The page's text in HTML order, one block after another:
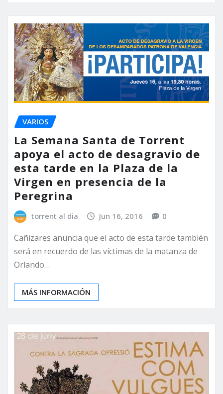
VARIOS
La Semana Santa de Torrent
apoya el acto de desagravio de
esta tarde en la Plaza de la
Virgen en presencia de la
Peregrina
torrent al dia Jun 16, 2016 0
Cañizares anuncia que el acto de esta tarde también
será en recuerdo de las víctimas de la matanza de
Orlando…
MÁS INFORMACIÓN